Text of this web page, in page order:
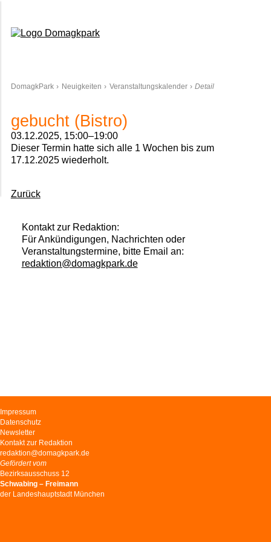
DomagkPark Neuigkeiten Veranstaltungskalender Detail
gebucht (Bistro)
03.12.2025, 15:00–19:00
Dieser Termin hatte sich alle 1 Wochen bis zum
17.12.2025 wiederholt.
Zurück
Kontakt zur Redaktion:
Für Ankündigungen, Nachrichten oder
Veranstaltungstermine, bitte Email an:
redaktion@domagkpark.de
Navigation
überspringen
Impressum
Datenschutz
Newsletter
Kontakt zur Redaktion
redaktion@domagkpark.de
Gefördert vom
Bezirksausschuss 12
Schwabing – Freimann
der Landeshauptstadt München